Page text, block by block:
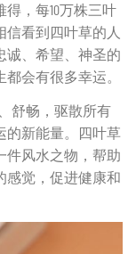
，每10万株三叶
看到四叶草的人
诚、希望、神圣的
会有很多幸运。
舒畅，驱散所有
的新能量。四叶草
件风水之物，帮助
感觉，促进健康和